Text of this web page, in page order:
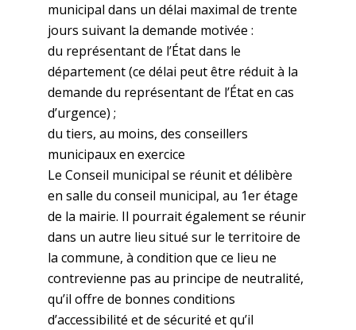
municipal dans un délai maximal de trente
jours suivant la demande motivée :
du représentant de l’État dans le
département (ce délai peut être réduit à la
demande du représentant de l’État en cas
d’urgence) ;
du tiers, au moins, des conseillers
municipaux en exercice
Le Conseil municipal se réunit et délibère
en salle du conseil municipal, au 1er étage
de la mairie. Il pourrait également se réunir
dans un autre lieu situé sur le territoire de
la commune, à condition que ce lieu ne
contrevienne pas au principe de neutralité,
qu’il offre de bonnes conditions
d’accessibilité et de sécurité et qu’il